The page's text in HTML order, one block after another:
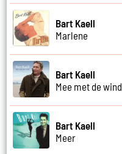
Bart Kaell
Marlene
Bart Kaell
Mee met de wind
Bart Kaell
Meer